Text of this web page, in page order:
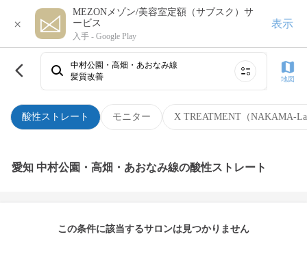
×
MEZONメゾン/美容室定額（サブスク）サ
ービス
入手 - Google Play
表示
酸性ストレート モニター X TREATMENT（NAKAMA-
中村公園・高畑・あおなみ線
髪質改善
地図
愛知 中村公園・高畑・あおなみ線の酸性ストレート
この条件に該当するサロンは見つかりません